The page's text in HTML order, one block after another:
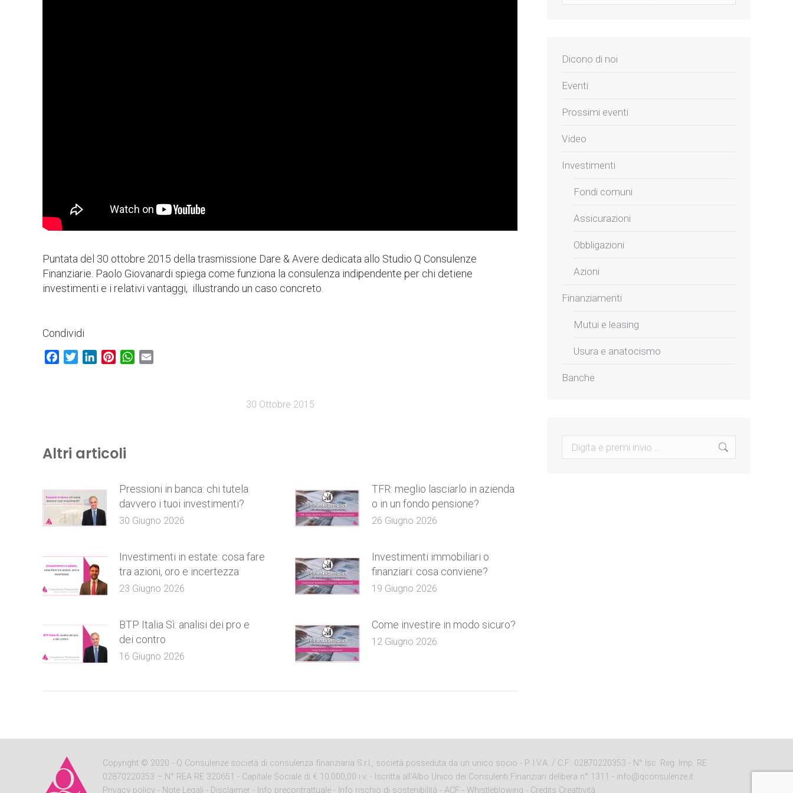
Puntata del 30 ottobre 2015 della trasmissione Dare & Avere dedicata allo Studio Q Consulenze
Finanziarie. Paolo Giovanardi spiega come funziona la consulenza indipendente per chi detiene
investimenti e i relativi vantaggi, illustrando un caso concreto.
Condividi
Facebook
TwitterLinkedInPinterestWhatsApp
30 Ottobre 2015
Altri articoli
Pressioni in banca: chi tutela
davvero i tuoi investimenti?
30 Giugno 2026
TFR: meglio lasciarlo in azienda
o in un fondo pensione?
26 Giugno 2026
Investimenti in estate: cosa fare
tra azioni, oro e incertezza
23 Giugno 2026
Investimenti immobiliari o
finanziari: cosa conviene?
19 Giugno 2026
BTP Italia Sì: analisi dei pro e
dei contro
16 Giugno 2026
Come investire in modo sicuro?
12 Giugno 2026
Dicono di noi
Eventi
Prossimi eventi
Video
Investimenti
Fondi comuni
Assicurazioni
Obbligazioni
Azioni
Finanziamenti
Mutui e leasing
Usura e anatocismo
Banche
Search:
Copyright © 2020 - Q Consulenze società di consulenza finanziaria S.r.l., società posseduta da un unico socio - P. I.V.A. / C.F.: 02870220353 - N° Isc. Reg. Imp. RE
02870220353 – N° REA RE 320651 - Capitale Sociale di € 10.000,00 i.v. - Iscritta all'Albo Unico dei Consulenti Finanziari delibera n° 1311 - info@qconsulenze.it
Privacy policy - Note Legali - Disclaimer - Info precontrattuale - Info rischio di sostenibilità - ACF - Whistleblowing - Credits Creattività